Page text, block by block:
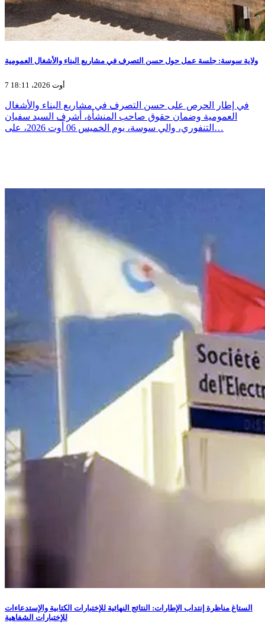
ولاية سوسة: جلسة عمل حول حسن التصرف في مشاريع البناء والأشغال العمومية
7 أوت 2026، 18:11
في إطار الحرص على حسن التصرف في مشاريع البناء والأشغال
العمومية وضمان حقوق صاحب المنشأة، أشرف السيد سفيان
التنفوري، والي سوسة، يوم الخميس 06 أوت 2026، على…
الستاغ مناظرة إنتداب الإطارات: النتائج النهائية للإختبارات الكتابية والإستدعاءات
للإختبارات الشفاهية